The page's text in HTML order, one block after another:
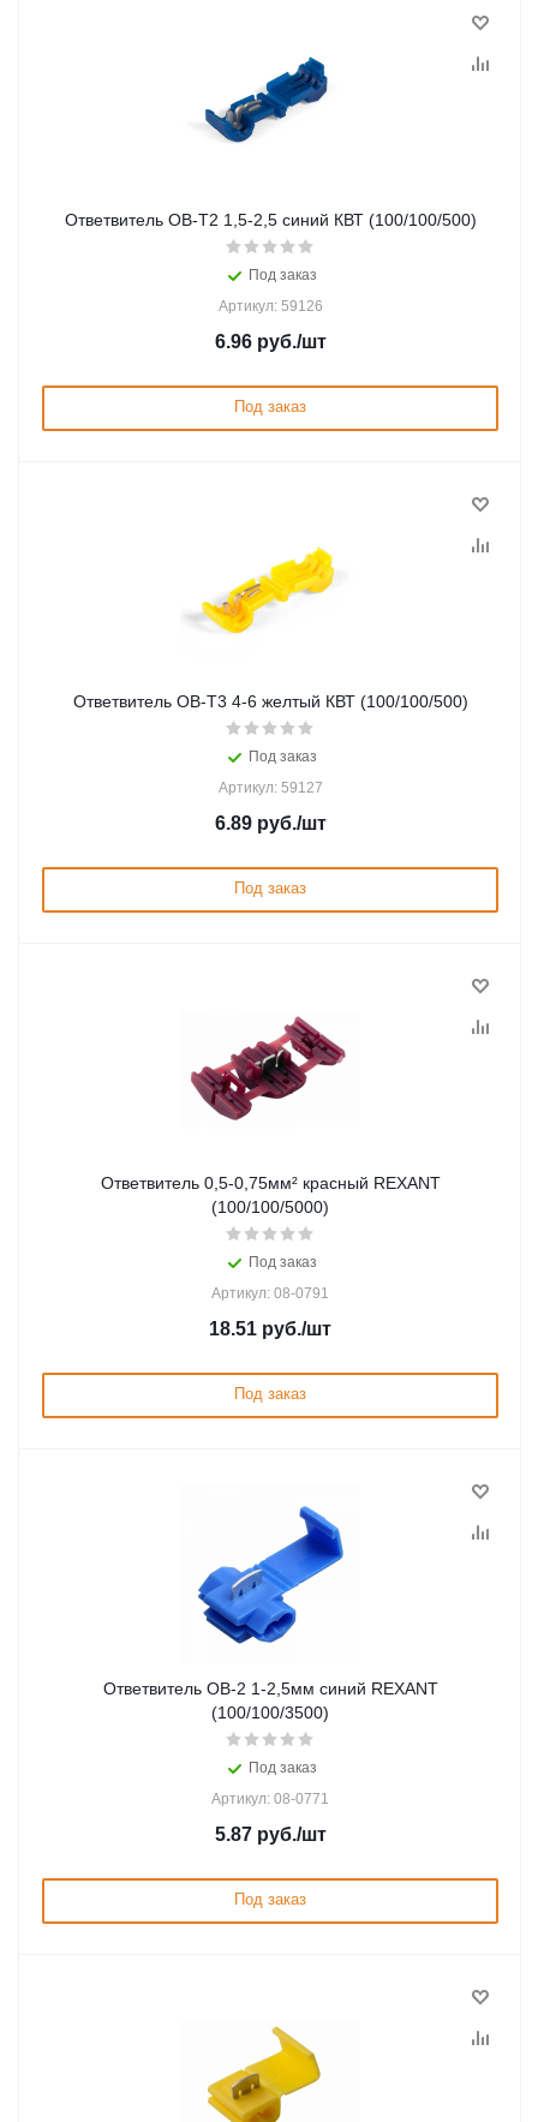
Ответвитель ОВ-Т2 1,5-2,5 синий КВТ (100/100/500)
Под заказ
Артикул: 59126
6.96руб./шт
Под заказ
Ответвитель ОВ-Т3 4-6 желтый КВТ (100/100/500)
Под заказ
Артикул: 59127
6.89руб./шт
Под заказ
Ответвитель 0,5-0,75мм² красный REXANT
(100/100/5000)
Под заказ
Артикул: 08-0791
18.51 руб./шт
Под заказ
Ответвитель ОВ-2 1-2,5мм синий REXANT
(100/100/3500)
Под заказ
Артикул: 08-0771
5.87руб./шт
Под заказ